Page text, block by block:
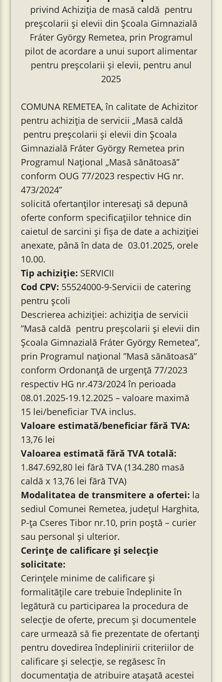
privind Achiziția de masă caldă pentru
preșcolarii și elevii din Școala Gimnazială
Fráter György Remetea, prin Programul
pilot de acordare a unui suport alimentar
pentru preșcolarii și elevii, pentru anul
2025
COMUNA REMETEA, în calitate de Achizitor
pentru achiziția de servicii „Masă caldă
pentru preșcolarii și elevii din Școala
Gimnazială Fráter György Remetea prin
Programul Național „Masă sănătoasă”
conform OUG 77/2023 respectiv HG nr.
473/2024”
solicită ofertanților interesați să depună
oferte conform specificațiilor tehnice din
caietul de sarcini şi fişa de date a achiziției
anexate, până în data de 03.01.2025, orele
10.00.
Tip achiziție: SERVICII
Cod CPV: 55524000-9-Servicii de catering
pentru şcoli
Descrierea achiziției: achiziția de servicii
”Masă caldă pentru preșcolarii și elevii din
Școala Gimnazială Fráter György Remetea”,
prin Programul național ”Masă sănătoasă”
conform Ordonanță de urgență 77/2023
respectiv HG nr.473/2024 în perioada
08.01.2025-19.12.2025 – valoare maximă
15 lei/beneficiar TVA inclus.
Valoare estimată/beneficiar fără TVA:
13,76 lei
Valoarea estimată fără TVA totală:
1.847.692,80 lei fără TVA (134.280 masă
caldă x 13,76 lei fără TVA)
Modalitatea de transmitere a ofertei: la
sediul Comunei Remetea, județul Harghita,
P-ța Cseres Tibor nr.10, prin poştă – curier
sau personal și ulterior.
Cerințe de calificare și selecție
solicitate:
Cerințele minime de calificare și
formalitățile care trebuie îndeplinite în
legătură cu participarea la procedura de
selecție de oferte, precum și documentele
care urmează să fie prezentate de ofertanți
pentru dovedirea îndeplinirii criteriilor de
calificare și selecție, se regăsesc în
documentația de atribuire atașată acestei